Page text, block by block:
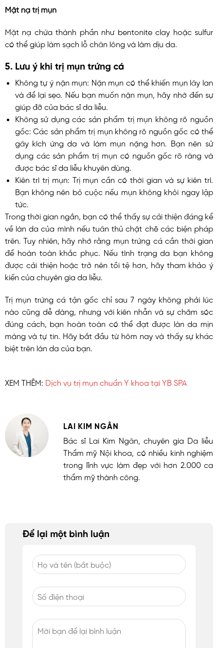
Mặt nạ trị mụn
Mặt nạ chứathành phần như bentonite clay hoặc sulfur
có thể giúp làm sạch lỗ chân lông và làm dịu da.
5. Lưu ý khi trị mụn trứng cá
Không tự ý nặn mụn: Nặn mụn có thể khiến mụn lây lan
và để lại sẹo. Nếu bạn muốn nặn mụn, hãy nhờ đến sự
giúp đỡ của bác sĩ da liễu.
Không sử dụng các sản phẩm trị mụn không rõ nguồn
gốc: Các sản phẩm trị mụn không rõ nguồn gốc có thể
gây kích ứng da và làm mụn nặng hơn. Bạn nên sử
dụng các sản phẩm trị mụn có nguồn gốc rõ ràng và
được bác sĩ da liễu khuyên dùng.
Kiên trì trị mụn: Trị mụn cần có thời gian và sự kiên trì.
Bạn không nên bỏ cuộc nếu mụn không khỏi ngay lập
tức.
Trong thời gian ngắn, bạn có thể thấy sự cải thiện đáng kể
về làn da của mình nếu tuân thủ chặt chẽ các biện pháp
trên. Tuy nhiên, hãy nhớ rằng mụn trứng cá cần thời gian
để hoàn toàn khắc phục. Nếu tình trạng da bạn không
được cải thiện hoặc trở nên tồi tệ hơn, hãy tham khảo ý
kiến của chuyên gia da liễu.
Trị mụn trứng cá tận gốc chỉ sau 7 ngày không phải lúc
nào cũng dễ dàng, nhưng với kiên nhẫn và sự chăm sóc
đúng cách, bạn hoàn toàn có thể đạt được làn da mịn
màng và tự tin. Hãy bắt đầu từ hôm nay và thấy sự khác
biệt trên làn da của bạn.
XEM THÊM: Dịch vụ trị mụn chuẩn Y khoa tại YB SPA
LAI KIM NGÂN
Bác sĩ Lai Kim Ngân, chuyên gia Da liễu
Thẩm mỹ Nội khoa, có nhiều kinh nghiệm
trong lĩnh vực làm đẹp với hơn 2.000 ca
thẩm mỹ thành công.
Để lại một bình luận